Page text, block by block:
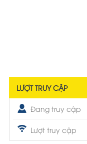
LƯỢT TRUY CẬP
Đang truy cập
Lượt truy cập